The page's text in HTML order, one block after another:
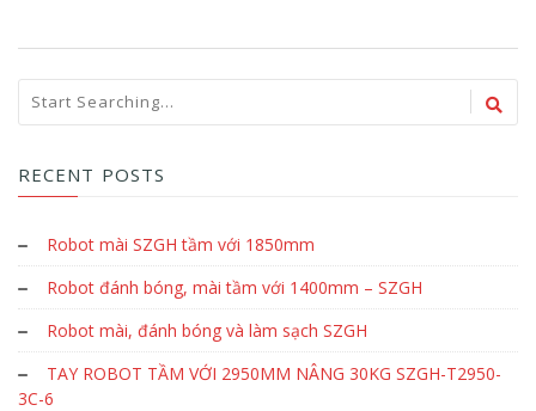
RECENT POSTS
Robot mài SZGH tầm với 1850mm
Robot đánh bóng, mài tầm với 1400mm – SZGH
Robot mài, đánh bóng và làm sạch SZGH
TAY ROBOT TẦM VỚI 2950MM NÂNG 30KG SZGH-T2950-
3C-6